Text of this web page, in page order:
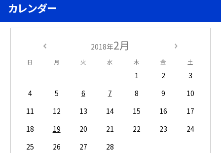
カレンダー
2018年2月
日 月 火 水 木 金 土
1 2
3
4
5 6 7 8 9
10
11
12 13 14 15 16
17
18
19 20 21 22 23
24
25
26 27 28